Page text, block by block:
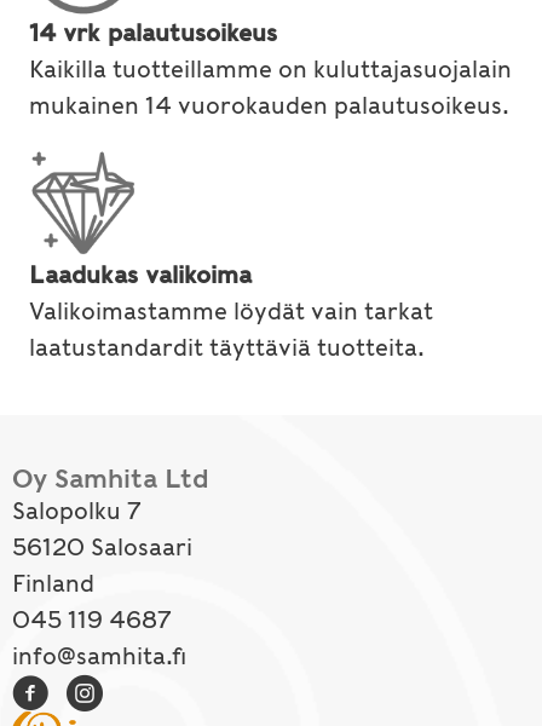
14 vrk palautusoikeus
Kaikilla tuotteillamme on kuluttajasuojalain
mukainen 14 vuorokauden palautusoikeus.
Laadukas valikoima
Valikoimastamme löydät vain tarkat
laatustandardit täyttäviä tuotteita.
Oy Samhita Ltd
Salopolku 7
56120 Salosaari
Finland
045 119 4687
info@samhita.fi